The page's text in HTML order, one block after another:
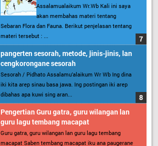
Assalamualaikum Wr.Wb Kali ini saya
akan membahas materi tentang
Sebaran Flora dan Fauna. Berikut penjelasan tentang
materi tersebut : ...
pangerten sesorah, metode, jinis-jinis, lan
cengkorongane sesorah
Sesorah / Pidhato Assalamu’alaikum Wr Wb Ing dina
iki kita arep sinau basa jawa. Ing postingan iki arep
dibahas apa kuwi sing aran...
Pengertian Guru gatra, guru wilangan lan
guru lagu tembang macapat
Guru gatra, guru wilangan lan guru lagu tembang
macapat Saben tembang macapat iku ana paugerane